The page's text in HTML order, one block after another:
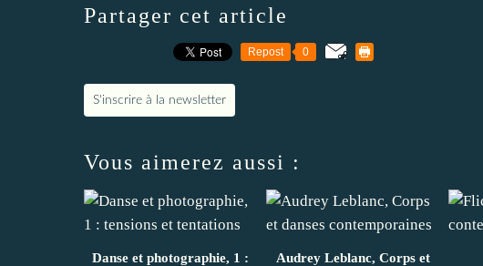
Partager cet article
Repost 0
S'inscrire à la newsletter
Vous aimerez aussi :
Danse et photographie, 1 :
Audrey Leblanc, Corps et